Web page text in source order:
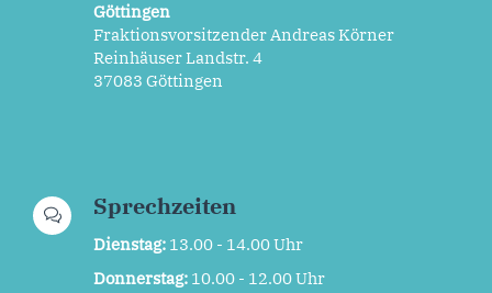
Göttingen
Fraktionsvorsitzender Andreas Körner
Reinhäuser Landstr. 4
37083 Göttingen
Sprechzeiten
Dienstag: 13.00 - 14.00 Uhr
Donnerstag: 10.00 - 12.00 Uhr